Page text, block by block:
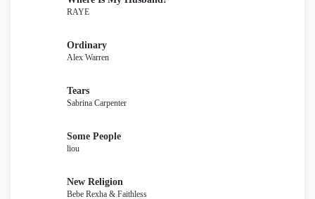
RAYE
Ordinary
Alex Warren
Tears
Sabrina Carpenter
Some People
liou
New Religion
Bebe Rexha & Faithless